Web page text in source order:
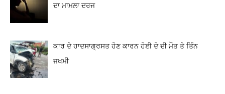
ਦਾ ਮਾਮਲਾ ਦਰਜ
ਕਾਰ ਦੇ ਹਾਦਸਾਗ੍ਰਸਤ ਹੋਣ ਕਾਰਨ ਹੋਈ ਦੋ ਦੀ ਮੌਤ ਤੇ ਤਿੰਨ
ਜਖਮੀ